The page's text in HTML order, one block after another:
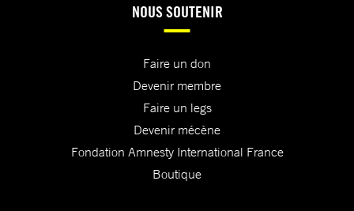
NOUS SOUTENIR
Faire un don
Devenir membre
Faire un legs
Devenir mécène
Fondation Amnesty International France
Boutique